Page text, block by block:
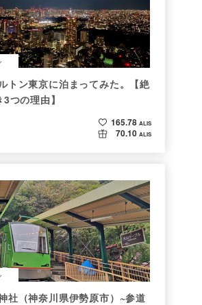
トン東京に泊まってみた。【絶
つの理由】
165.78 ALIS
70.10 ALIS
社（神奈川県伊勢原市）~参道